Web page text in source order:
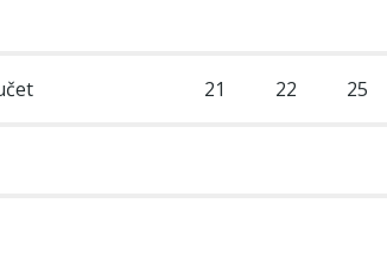
21 22 25